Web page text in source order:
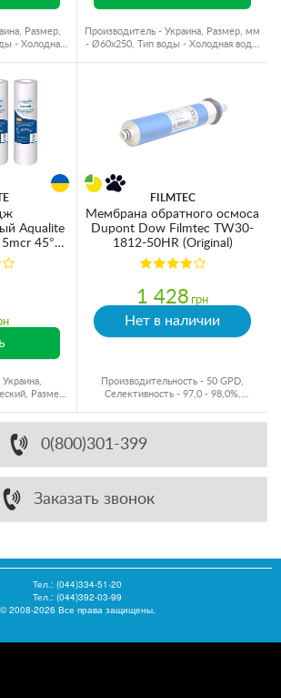
Размер,
- Холодная
Производитель - Украина, Размер, мм
- Ø60x250, Тип воды - Холодная вода,
Aqualite
45°C
4шт)
Размер,
FILMTEC
Мембрана обратного осмоса
Dupont Dow Filmtec TW30-
1812-50HR (Original)
1 428 грн
Нет в наличии
Производительность - 50 GPD,
Селективность - 97,0 - 98,0%,
0(800)301-399
Заказать звонок
Тел.: (044)334-51-20
Тел.: (044)392-03-99
© 2008-2026 Все права защищены.